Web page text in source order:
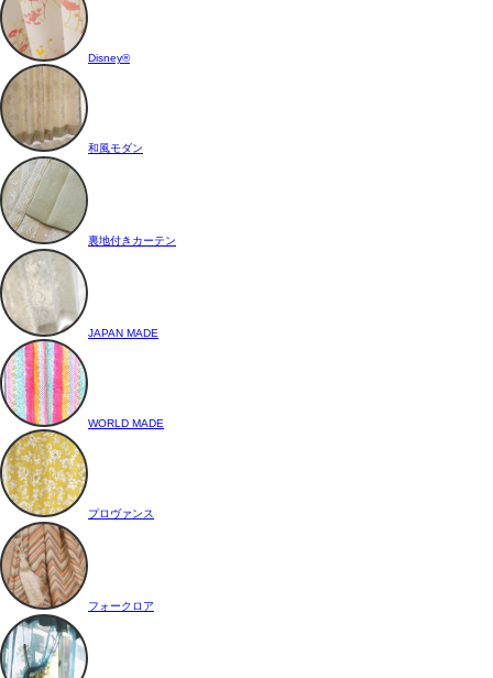
Disney®
和風モダン
裏地付きカーテン
JAPAN MADE
WORLD MADE
プロヴァンス
フォークロア